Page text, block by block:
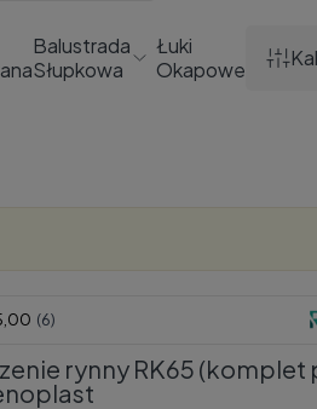
Balustrada
Słupkowa
Łuki
Okapowe
rynny RK65 (komplet